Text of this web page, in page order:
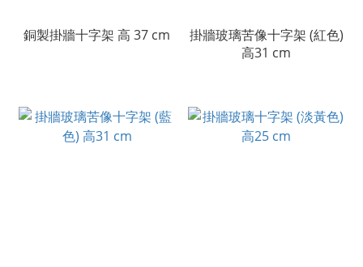
銅製掛牆十字架 高 37 cm
掛牆玻璃苦像十字架 (紅色)
高31 cm